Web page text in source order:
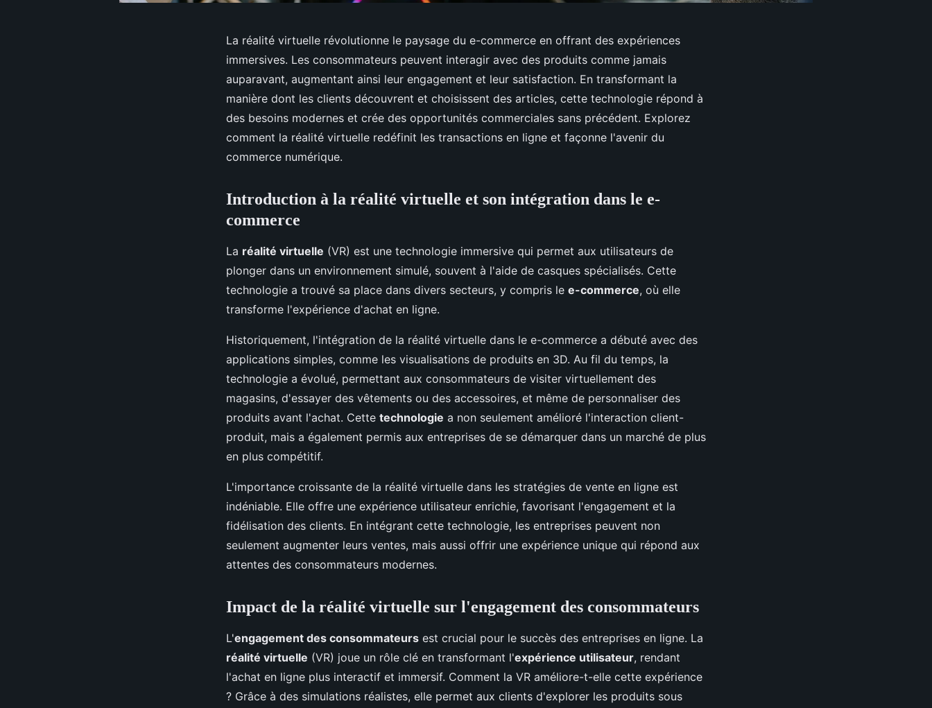
La réalité virtuelle révolutionne le paysage du e-commerce en offrant des expériences
immersives. Les consommateurs peuvent interagir avec des produits comme jamais
auparavant, augmentant ainsi leur engagement et leur satisfaction. En transformant la
manière dont les clients découvrent et choisissent des articles, cette technologie répond à
des besoins modernes et crée des opportunités commerciales sans précédent. Explorez
comment la réalité virtuelle redéfinit les transactions en ligne et façonne l'avenir du
commerce numérique.
Introduction à la réalité virtuelle et son intégration dans le e-
commerce
La réalité virtuelle (VR) est une technologie immersive qui permet aux utilisateurs de
plonger dans un environnement simulé, souvent à l'aide de casques spécialisés. Cette
technologie a trouvé sa place dans divers secteurs, y compris le e-commerce, où elle
transforme l'expérience d'achat en ligne.
Historiquement, l'intégration de la réalité virtuelle dans le e-commerce a débuté avec des
applications simples, comme les visualisations de produits en 3D. Au fil du temps, la
technologie a évolué, permettant aux consommateurs de visiter virtuellement des
magasins, d'essayer des vêtements ou des accessoires, et même de personnaliser des
produits avant l'achat. Cette technologie a non seulement amélioré l'interaction client-
produit, mais a également permis aux entreprises de se démarquer dans un marché de plus
en plus compétitif.
L'importance croissante de la réalité virtuelle dans les stratégies de vente en ligne est
indéniable. Elle offre une expérience utilisateur enrichie, favorisant l'engagement et la
fidélisation des clients. En intégrant cette technologie, les entreprises peuvent non
seulement augmenter leurs ventes, mais aussi offrir une expérience unique qui répond aux
attentes des consommateurs modernes.
Impact de la réalité virtuelle sur l'engagement des consommateurs
L'engagement des consommateurs est crucial pour le succès des entreprises en ligne. La
réalité virtuelle (VR) joue un rôle clé en transformant l'expérience utilisateur, rendant
l'achat en ligne plus interactif et immersif. Comment la VR améliore-t-elle cette expérience
? Grâce à des simulations réalistes, elle permet aux clients d'explorer les produits sous